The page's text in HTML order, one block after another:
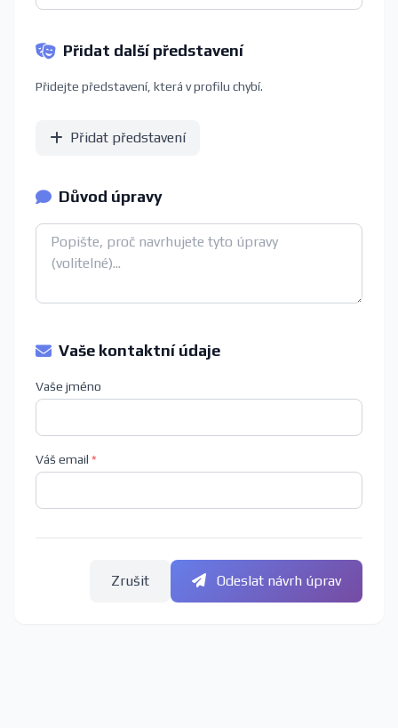
Přidat další představení
Přidejte představení, která v profilu chybí.
Přidat představení
Důvod úpravy
Vaše kontaktní údaje
Vaše jméno
Váš email *
Zrušit Odeslat návrh úprav